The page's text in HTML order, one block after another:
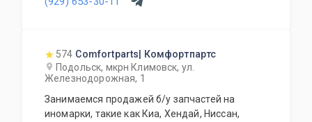
574 Comfortparts| Комфортпартс
Подольск, мкрн Климовск, ул.
Железнодорожная, 1
Занимаемся продажей б/у запчастей на
иномарки, такие как Киа, Хендай, Ниссан,